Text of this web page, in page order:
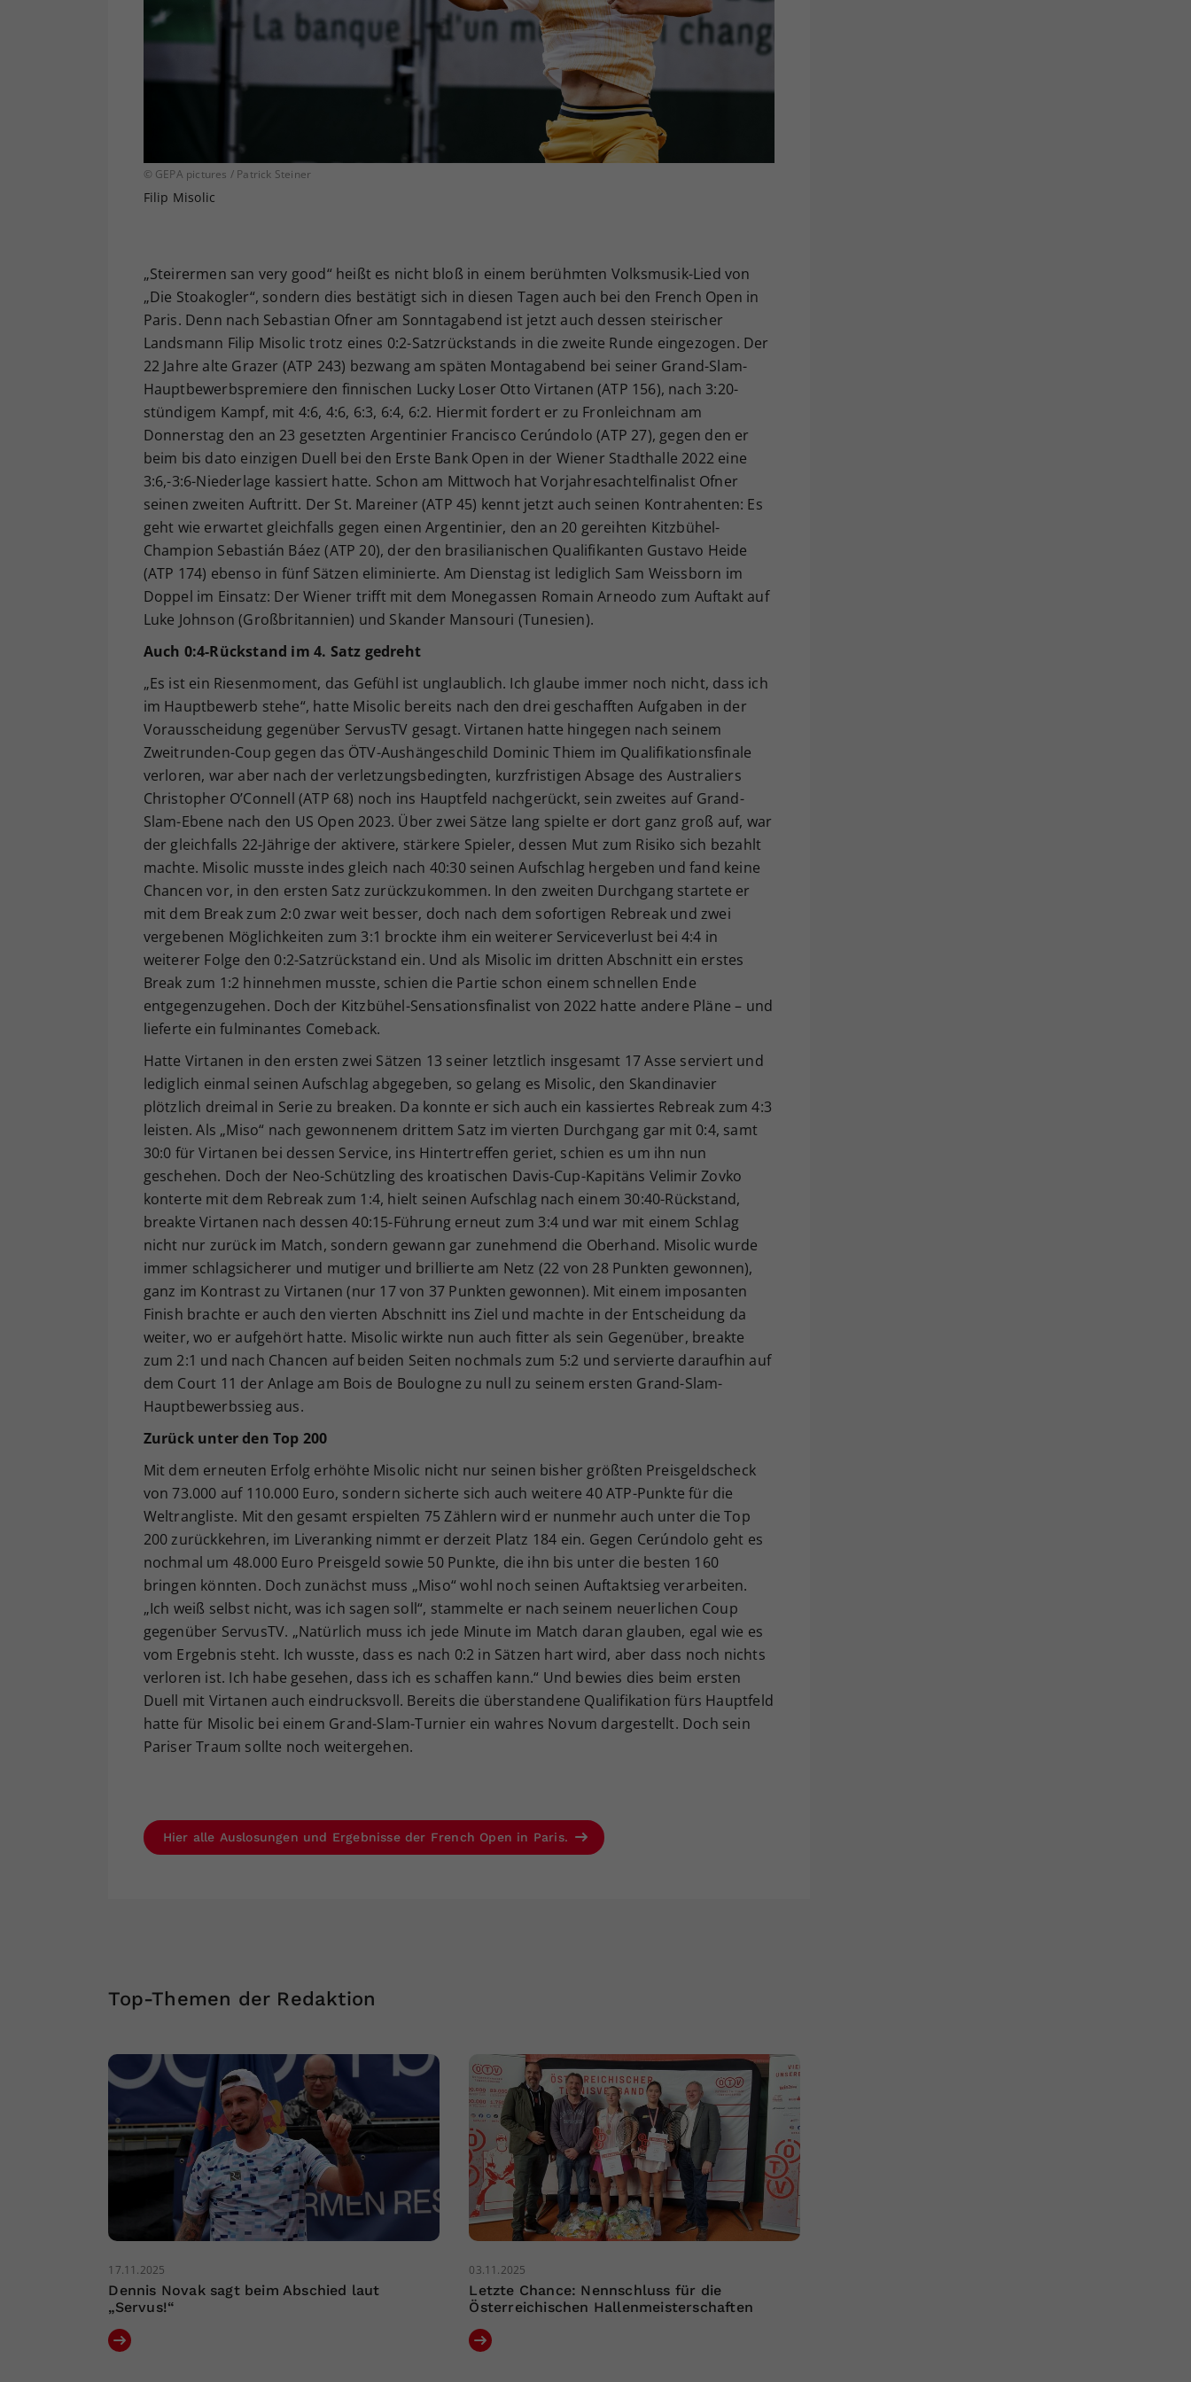
© GEPA pictures / Patrick Steiner
Filip Misolic
„Steirermen san very good“ heißt es nicht bloß in einem berühmten Volksmusik-Lied von
„Die Stoakogler“, sondern dies bestätigt sich in diesen Tagen auch bei den French Open in
Paris. Denn nach Sebastian Ofner am Sonntagabend ist jetzt auch dessen steirischer
Landsmann Filip Misolic trotz eines 0:2-Satzrückstands in die zweite Runde eingezogen. Der
22 Jahre alte Grazer (ATP 243) bezwang am späten Montagabend bei seiner Grand-Slam-
Hauptbewerbspremiere den finnischen Lucky Loser Otto Virtanen (ATP 156), nach 3:20-
stündigem Kampf, mit 4:6, 4:6, 6:3, 6:4, 6:2. Hiermit fordert er zu Fronleichnam am
Donnerstag den an 23 gesetzten Argentinier Francisco Cerúndolo (ATP 27), gegen den er
beim bis dato einzigen Duell bei den Erste Bank Open in der Wiener Stadthalle 2022 eine
3:6,-3:6-Niederlage kassiert hatte. Schon am Mittwoch hat Vorjahresachtelfinalist Ofner
seinen zweiten Auftritt. Der St. Mareiner (ATP 45) kennt jetzt auch seinen Kontrahenten: Es
geht wie erwartet gleichfalls gegen einen Argentinier, den an 20 gereihten Kitzbühel-
Champion Sebastián Báez (ATP 20), der den brasilianischen Qualifikanten Gustavo Heide
(ATP 174) ebenso in fünf Sätzen eliminierte. Am Dienstag ist lediglich Sam Weissborn im
Doppel im Einsatz: Der Wiener trifft mit dem Monegassen Romain Arneodo zum Auftakt auf
Luke Johnson (Großbritannien) und Skander Mansouri (Tunesien).
Auch 0:4-Rückstand im 4. Satz gedreht
„Es ist ein Riesenmoment, das Gefühl ist unglaublich. Ich glaube immer noch nicht, dass ich
im Hauptbewerb stehe“, hatte Misolic bereits nach den drei geschafften Aufgaben in der
Vorausscheidung gegenüber ServusTV gesagt. Virtanen hatte hingegen nach seinem
Zweitrunden-Coup gegen das ÖTV-Aushängeschild Dominic Thiem im Qualifikationsfinale
verloren, war aber nach der verletzungsbedingten, kurzfristigen Absage des Australiers
Christopher O’Connell (ATP 68) noch ins Hauptfeld nachgerückt, sein zweites auf Grand-
Slam-Ebene nach den US Open 2023. Über zwei Sätze lang spielte er dort ganz groß auf, war
der gleichfalls 22-Jährige der aktivere, stärkere Spieler, dessen Mut zum Risiko sich bezahlt
machte. Misolic musste indes gleich nach 40:30 seinen Aufschlag hergeben und fand keine
Chancen vor, in den ersten Satz zurückzukommen. In den zweiten Durchgang startete er
mit dem Break zum 2:0 zwar weit besser, doch nach dem sofortigen Rebreak und zwei
vergebenen Möglichkeiten zum 3:1 brockte ihm ein weiterer Serviceverlust bei 4:4 in
weiterer Folge den 0:2-Satzrückstand ein. Und als Misolic im dritten Abschnitt ein erstes
Break zum 1:2 hinnehmen musste, schien die Partie schon einem schnellen Ende
entgegenzugehen. Doch der Kitzbühel-Sensationsfinalist von 2022 hatte andere Pläne – und
lieferte ein fulminantes Comeback.
Hatte Virtanen in den ersten zwei Sätzen 13 seiner letztlich insgesamt 17 Asse serviert und
lediglich einmal seinen Aufschlag abgegeben, so gelang es Misolic, den Skandinavier
plötzlich dreimal in Serie zu breaken. Da konnte er sich auch ein kassiertes Rebreak zum 4:3
leisten. Als „Miso“ nach gewonnenem drittem Satz im vierten Durchgang gar mit 0:4, samt
30:0 für Virtanen bei dessen Service, ins Hintertreffen geriet, schien es um ihn nun
geschehen. Doch der Neo-Schützling des kroatischen Davis-Cup-Kapitäns Velimir Zovko
konterte mit dem Rebreak zum 1:4, hielt seinen Aufschlag nach einem 30:40-Rückstand,
breakte Virtanen nach dessen 40:15-Führung erneut zum 3:4 und war mit einem Schlag
nicht nur zurück im Match, sondern gewann gar zunehmend die Oberhand. Misolic wurde
immer schlagsicherer und mutiger und brillierte am Netz (22 von 28 Punkten gewonnen),
ganz im Kontrast zu Virtanen (nur 17 von 37 Punkten gewonnen). Mit einem imposanten
Finish brachte er auch den vierten Abschnitt ins Ziel und machte in der Entscheidung da
weiter, wo er aufgehört hatte. Misolic wirkte nun auch fitter als sein Gegenüber, breakte
zum 2:1 und nach Chancen auf beiden Seiten nochmals zum 5:2 und servierte daraufhin auf
dem Court 11 der Anlage am Bois de Boulogne zu null zu seinem ersten Grand-Slam-
Hauptbewerbssieg aus.
Zurück unter den Top 200
Mit dem erneuten Erfolg erhöhte Misolic nicht nur seinen bisher größten Preisgeldscheck
von 73.000 auf 110.000 Euro, sondern sicherte sich auch weitere 40 ATP-Punkte für die
Weltrangliste. Mit den gesamt erspielten 75 Zählern wird er nunmehr auch unter die Top
200 zurückkehren, im Liveranking nimmt er derzeit Platz 184 ein. Gegen Cerúndolo geht es
nochmal um 48.000 Euro Preisgeld sowie 50 Punkte, die ihn bis unter die besten 160
bringen könnten. Doch zunächst muss „Miso“ wohl noch seinen Auftaktsieg verarbeiten.
„Ich weiß selbst nicht, was ich sagen soll“, stammelte er nach seinem neuerlichen Coup
gegenüber ServusTV. „Natürlich muss ich jede Minute im Match daran glauben, egal wie es
vom Ergebnis steht. Ich wusste, dass es nach 0:2 in Sätzen hart wird, aber dass noch nichts
verloren ist. Ich habe gesehen, dass ich es schaffen kann.“ Und bewies dies beim ersten
Duell mit Virtanen auch eindrucksvoll. Bereits die überstandene Qualifikation fürs Hauptfeld
hatte für Misolic bei einem Grand-Slam-Turnier ein wahres Novum dargestellt. Doch sein
Pariser Traum sollte noch weitergehen.
Hier alle Auslosungen und Ergebnisse der French Open in Paris.
Top-Themen der Redaktion
17.11.2025
Dennis Novak sagt beim Abschied laut
„Servus!“
03.11.2025
Letzte Chance: Nennschluss für die
Österreichischen Hallenmeisterschaften
Ihrer vorgenommen Einstellungen, falls der
Webseiten-Betreiber dies eingestellt hat.